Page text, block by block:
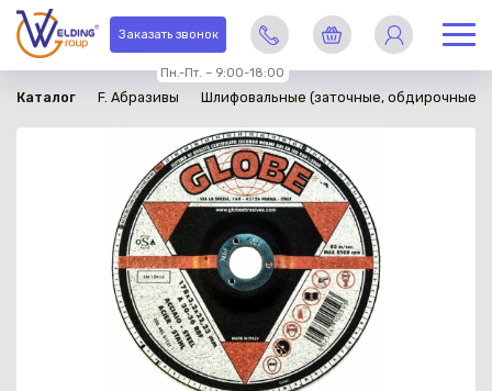
Заказать звонок
Пн.-Пт. – 9:00-18:00
Каталог F. Абразивы Шлифовальные (заточные, обдирочные)
в наличии